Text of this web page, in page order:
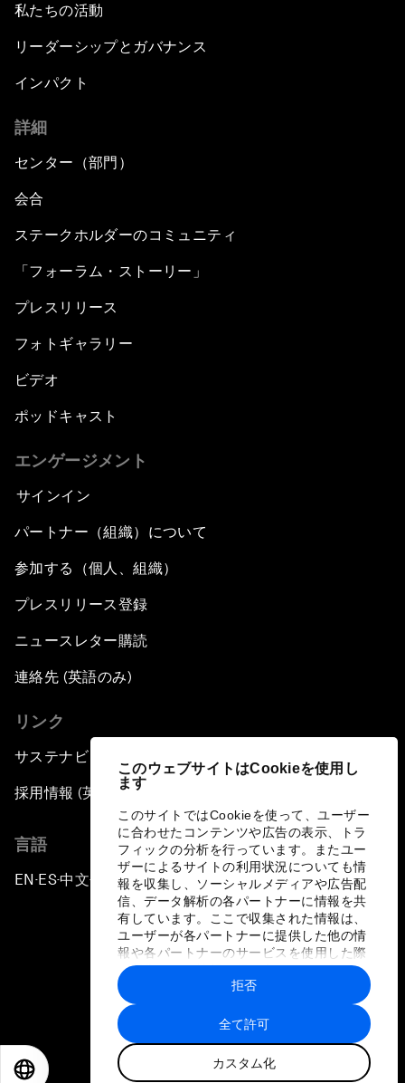
このウェブサイトはCookieを使用し
ます
このサイトではCookieを使って、ユーザー
に合わせたコンテンツや広告の表示、トラ
フィックの分析を行っています。またユー
ザーによるサイトの利用状況についても情
報を収集し、ソーシャルメディアや広告配
信、データ解析の各パートナーに情報を共
有しています。ここで収集された情報は、
ユーザーが各パートナーに提供した他の情
報や各パートナーのサービスを使用した際
に収集された情報と組み合わされ、各パー
トナーによって使用されることがありま
す。
全て許可
カスタム化
拒否
私たちの活動
リーダーシップとガバナンス
インパクト
詳細
センター（部門）
会合
ステークホルダーのコミュニティ
「フォーラム・ストーリー」
プレスリリース
フォトギャラリー
ビデオ
ポッドキャスト
エンゲージメント
サインイン
パートナー（組織）について
参加する（個人、組織）
プレスリリース登録
ニュースレター購読
連絡先 (英語のみ)
リンク
サステナビリティへの取り組み
採用情報 (英語のみ)
言語
EN ▪ES▪中文▪ 日本語
プライバシーポリシーと利用規約
サイトマップ
©
世界経済フォーラム